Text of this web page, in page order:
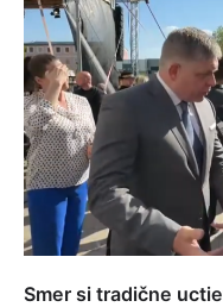
Smer si tradične